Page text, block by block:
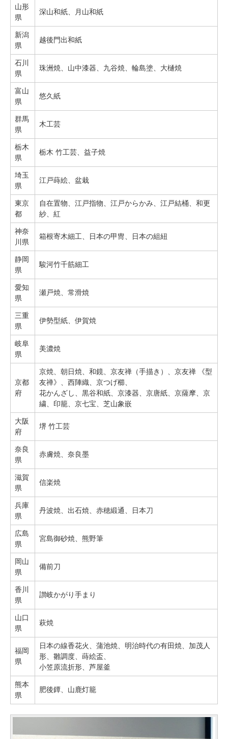
山形
県
深山和紙、月山和紙
新潟
県
越後門出和紙
石川
県
珠洲焼、山中漆器、九谷焼、輪島塗、大樋焼
富山
県
悠久紙
群馬
県
木工芸
栃木
県
栃木 竹工芸、益子焼
埼玉
県
江戸蒔絵、盆栽
東京
都
自在置物、江戸指物、江戸からかみ、江戸結桶、和更
紗、紅
神奈
川県
箱根寄木細工、日本の甲冑、日本の組紐
静岡
県
駿河竹千筋細工
愛知
県
瀬戸焼、常滑焼
三重
県
伊勢型紙、伊賀焼
岐阜
県
美濃焼
京都
府
京焼、朝日焼、和鏡、京友禅（手描き）、京友禅 《型
友禅》、西陣織、京つげ櫛、
花かんざし、黒谷和紙、京漆器、京唐紙、京薩摩、京
繍、印籠、京七宝、芝山象嵌
大阪
府
堺 竹工芸
奈良
県
赤膚焼、奈良墨
滋賀
県
信楽焼
兵庫
県
丹波焼、出石焼、赤穂緞通、日本刀
広島
県
宮島御砂焼、熊野筆
岡山
県
備前刀
香川
県
讃岐かがり手まり
山口
県
萩焼
福岡
県
日本の線香花火、蒲池焼、明治時代の有田焼、加茂人
形、雛調度、蒔絵盃、
小笠原流折形、芦屋釜
熊本
県
肥後鐔、山鹿灯籠